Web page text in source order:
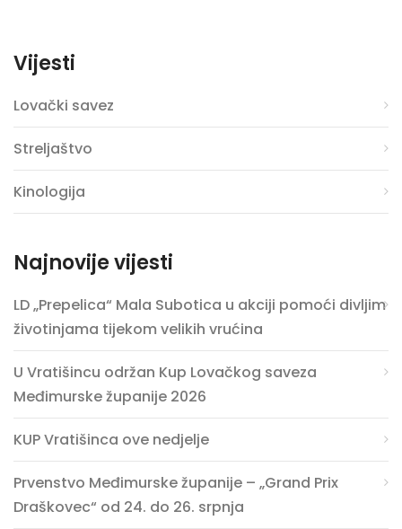
Vijesti
Lovački savez
Streljaštvo
Kinologija
Najnovije vijesti
LD „Prepelica“ Mala Subotica u akciji pomoći divljim
životinjama tijekom velikih vrućina
U Vratišincu održan Kup Lovačkog saveza
Međimurske županije 2026
KUP Vratišinca ove nedjelje
Prvenstvo Međimurske županije – „Grand Prix
Draškovec“ od 24. do 26. srpnja